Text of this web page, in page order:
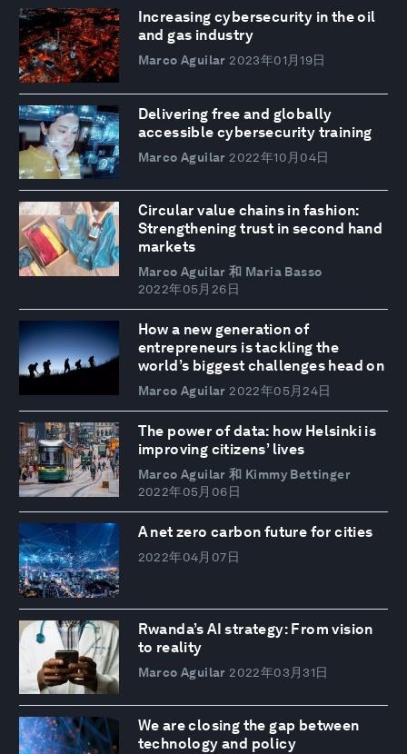
Increasing cybersecurity in the oil
and gas industry
Marco Aguilar 2023年01月19日
Delivering free and globally
accessible cybersecurity training
Marco Aguilar 2022年10月04日
Circular value chains in fashion:
Strengthening trust in second hand
markets
Marco Aguilar 和 Maria Basso
2022年05月26日
How a new generation of
entrepreneurs is tackling the
world’s biggest challenges head on
Marco Aguilar 2022年05月24日
The power of data: how Helsinki is
improving citizens’ lives
Marco Aguilar 和 Kimmy Bettinger
2022年05月06日
A net zero carbon future for cities
2022年04月07日
Rwanda’s AI strategy: From vision
to reality
Marco Aguilar 2022年03月31日
We are closing the gap between
technology and policy